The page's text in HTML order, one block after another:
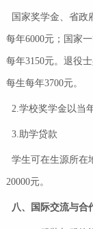
国家奖学金、省政
每年6000元；国家
每年3150元。退役
每生每年3700元。
2.学校奖学金以当
3.助学贷款
学生可在生源所在
20000元。
八 、国际交流与合